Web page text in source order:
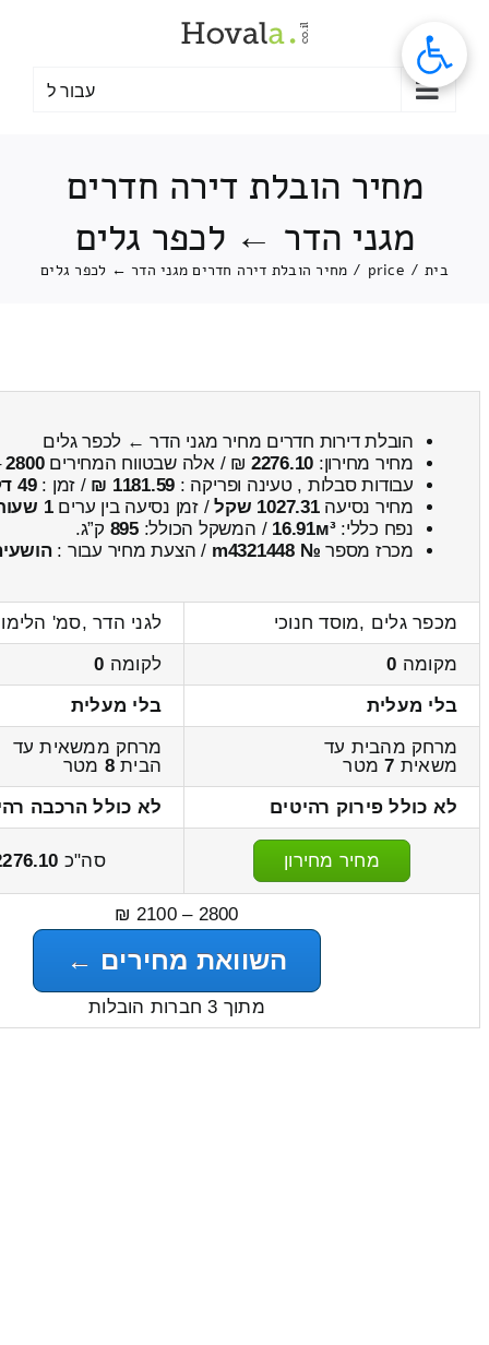
עבור ל
מחיר הובלת דירה חדרים
מגני הדר ← לכפר גלים
בית /
price
/ מחיר הובלת דירה חדרים מגני הדר ← לכפר גלים
הובלת דירות חדרים מחיר מגני הדר ← לכפר גלים
מחיר מחירון: 2276.10 ₪ / אלה שבטווח המחירים2800
עבודות סבלות , טעינה ופריקה : 1181.59 ₪ / זמן :49 דקות 12 שניות
מחיר נסיעה1027.31 שקל / זמן נסיעה בין ערים1 שעות , 23 דקות
נפח כללי:16.91м³ / המשקל הכולל:895 ק”ג.
מכרז מספר № m4321448 / הצעת מחיר עבור :
מכפר גלים ,מוסד חנוכי
לגני הדר ,סמ'
מקומה 0 לקומה 0
בלי מעלית
בלי מעלית
מרחק מהבית עד
משאית 7מטר
מרחק ממשאית עד
הבית8 מטר
לא כולל פירוק רהיטים
לא כולל הרכבה
מחיר מחירון סה"כ
2800 – 2100 ₪
השוואת מחירים ←
מתוך 3 חברות הובלות